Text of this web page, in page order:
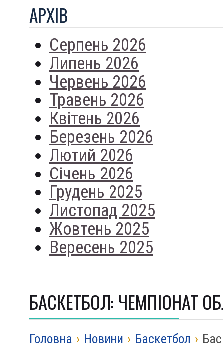
АРХIВ
Серпень 2026
Липень 2026
Червень 2026
Травень 2026
Квітень 2026
Березень 2026
Лютий 2026
Січень 2026
Грудень 2025
Листопад 2025
Жовтень 2025
Вересень 2025
БАСКЕТБОЛ: ЧЕМПІОНАТ
Головна › Новини › Баскетбол ›